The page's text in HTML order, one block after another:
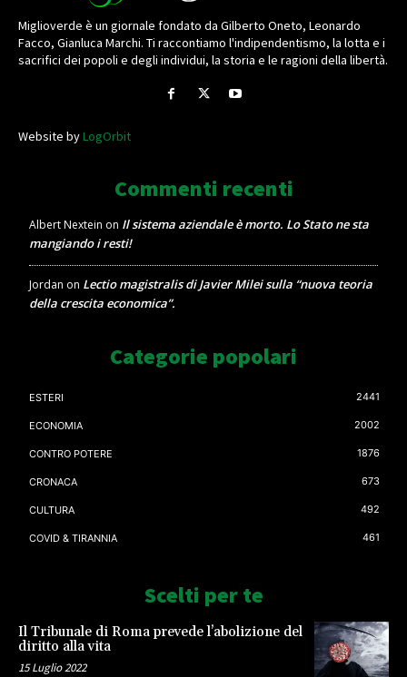
Miglioverde è un giornale fondato da Gilberto Oneto, Leonardo
Facco, Gianluca Marchi. Ti raccontiamo l'indipendentismo, la lotta e i
sacrifici dei popoli e degli individui, la storia e le ragioni della libertà.
Website byLogOrbit
Commenti recenti
Albert Nextein on Il sistema aziendale è morto. Lo Stato ne sta
mangiando i resti!
Jordan on Lectio magistralis di Javier Milei sulla “nuova teoria
della crescita economica”.
Categorie popolari
ESTERI 2441
ECONOMIA 2002
CONTRO POTERE 1876
CRONACA 673
CULTURA 492
COVID & TIRANNIA 461
Scelti per te
Il Tribunale di Roma prevede l’abolizione del
diritto alla vita
15 Luglio 2022